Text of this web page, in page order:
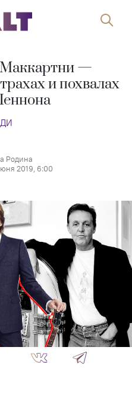
Маккартни —
и похвалах
Родина
2019, 6:00